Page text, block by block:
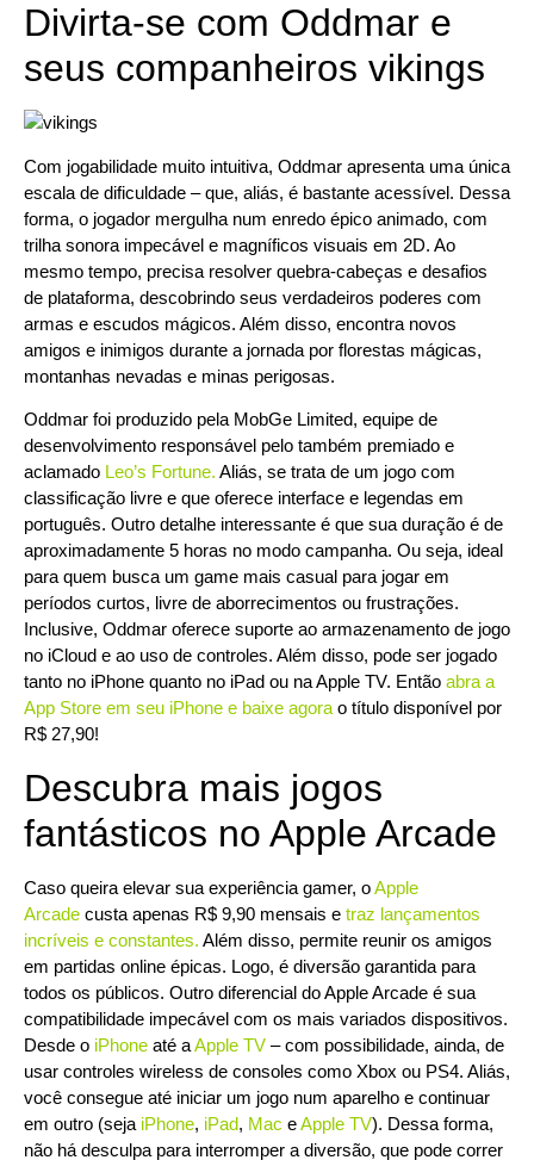
Divirta-se com Oddmar e
seus companheiros vikings
Com jogabilidade muito intuitiva, Oddmar apresenta uma única
escala de dificuldade – que, aliás, é bastante acessível. Dessa
forma, o jogador mergulha num enredo épico animado, com
trilha sonora impecável e magníficos visuais em 2D. Ao
mesmo tempo, precisa resolver quebra-cabeças e desafios
de plataforma, descobrindo seus verdadeiros poderes com
armas e escudos mágicos. Além disso, encontra novos
amigos e inimigos durante a jornada por florestas mágicas,
montanhas nevadas e minas perigosas.
Oddmar foi produzido pela MobGe Limited, equipe de
desenvolvimento responsável pelo também premiado e
aclamado Leo’s Fortune. Aliás, se trata de um jogo com
classificação livre e que oferece interface e legendas em
português. Outro detalhe interessante é que sua duração é de
aproximadamente 5 horas no modo campanha. Ou seja, ideal
para quem busca um game mais casual para jogar em
períodos curtos, livre de aborrecimentos ou frustrações.
Inclusive, Oddmar oferece suporte ao armazenamento de jogo
no iCloud e ao uso de controles. Além disso, pode ser jogado
tanto no iPhone quanto no iPad ou na Apple TV. Então abra a
App Store em seu iPhone e baixe agora o título disponível por
R$ 27,90!
Descubra mais jogos
fantásticos no Apple Arcade
Caso queira elevar sua experiência gamer, oApple
Arcade custa apenas R$ 9,90 mensais e traz lançamentos
incríveis e constantes. Além disso, permite reunir os amigos
em partidas online épicas. Logo, é diversão garantida para
todos os públicos. Outro diferencial do Apple Arcade é sua
compatibilidade impecável com os mais variados dispositivos.
Desde o iPhone até aApple TV – com possibilidade, ainda, de
usar controles wireless de consoles como Xbox ou PS4. Aliás,
você consegue até iniciar um jogo num aparelho e continuar
em outro (seja iPhone, iPad, Mac eApple TV). Dessa forma,
não há desculpa para interromper a diversão, que pode correr